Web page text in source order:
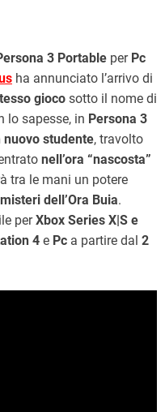
3 Portable per Pc
ha annunciato l’arrivo di
gioco sotto il nome di
lo sapesse, in Persona 3
nuovo studente, travolto
nell’ora “nascosta”
tra le mani un potere
dell’Ora Buia.
perXbox Series X|S e
4 e Pc a partire dal 2